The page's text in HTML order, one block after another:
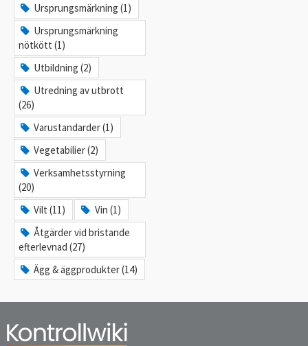
Ursprungsmärkning (1)
Ursprungsmärkning
nötkött (1)
Utbildning (2)
Utredning av utbrott
(26)
Varustandarder (1)
Vegetabilier (2)
Verksamhetsstyrning
(20)
Vilt (11)
Vin (1)
Åtgärder vid bristande
efterlevnad (27)
Ägg & äggprodukter (14)